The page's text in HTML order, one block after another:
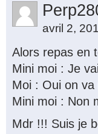
avril 2,
Alors repas en
Mini moi : Je
Moi : Oui on va
Mini moi : Non
Mdr !!! Suis je